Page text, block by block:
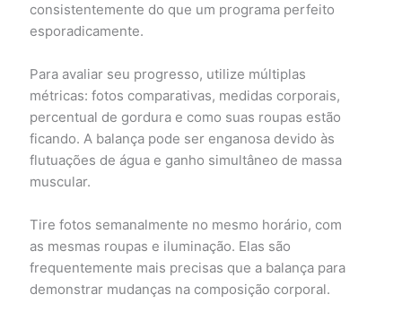
consistentemente do que um programa perfeito
esporadicamente.
Para avaliar seu progresso, utilize múltiplas
métricas: fotos comparativas, medidas corporais,
percentual de gordura e como suas roupas estão
ficando. A balança pode ser enganosa devido às
flutuações de água e ganho simultâneo de massa
muscular.
Tire fotos semanalmente no mesmo horário, com
as mesmas roupas e iluminação. Elas são
frequentemente mais precisas que a balança para
demonstrar mudanças na composição corporal.